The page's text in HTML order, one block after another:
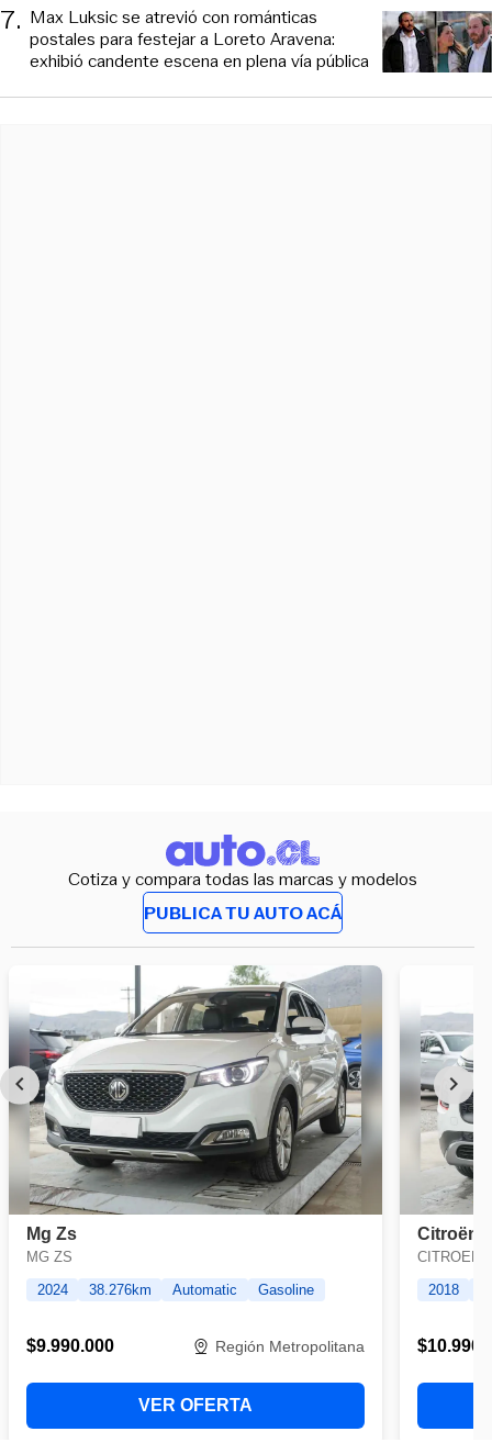
7. Max Luksic se atrevió con románticas
postales para festejar a Loreto Aravena:
exhibió candente escena en plena vía pública
Cotiza y compara todas las marcas y modelos
PUBLICA TU AUTO ACÁ